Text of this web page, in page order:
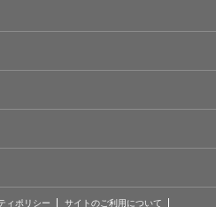
ィポリシー サイトのご利用について